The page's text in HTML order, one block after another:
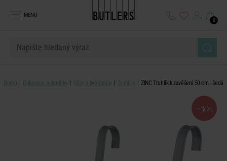
MENU
0
Domů Dekorace a doplňky Vázy a květináče Truhlíky ZINC Truhlík k zavěšení 50 cm - šedá
-50 %